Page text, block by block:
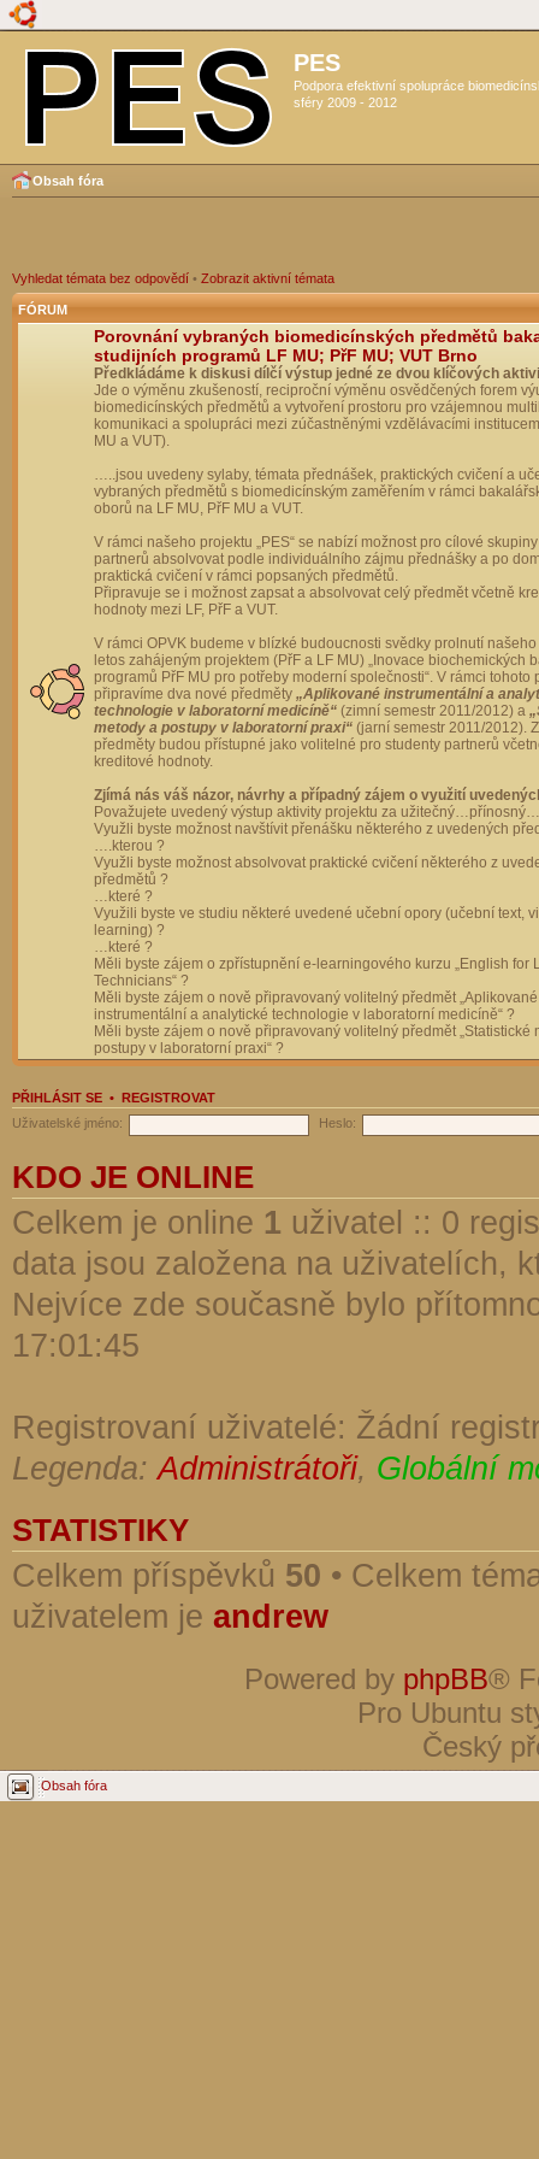
PES
Podpora efektivní spolupráce
sféry 2009 - 2012
Obsah fóra
Vyhledat témata bez odpovědí • Zobrazit aktivní témata
FÓRUM
Porovnání vybraných biomedicínských předmětů
studijních programů LF MU; PřF MU; VUT Brno
Předkládáme k diskusi dílčí výstup jedné ze dvou klíčových
Jde o výměnu zkušeností, reciproční výměnu osvědčených forem
biomedicínských předmětů a vytvoření prostoru pro vzájemnou
komunikaci a spolupráci mezi zúčastněnými vzdělávacími
MU a VUT).
…..jsou uvedeny sylaby, témata přednášek, praktických cvičení a
vybraných předmětů s biomedicínským zaměřením v rámci
oborů na LF MU, PřF MU a VUT.
V rámci našeho projektu „PES“ se nabízí možnost pro cílové
partnerů absolvovat podle individuálního zájmu přednášky a po
praktická cvičení v rámci popsaných předmětů.
Připravuje se i možnost zapsat a absolvovat celý předmět včetně
hodnoty mezi LF, PřF a VUT.
V rámci OPVK budeme v blízké budoucnosti svědky prolnutí
letos zahájeným projektem (PřF a LF MU) „Inovace biochemických
programů PřF MU pro potřeby moderní společnosti“. V rámci tohoto
připravíme dva nové předměty „Aplikované instrumentální a
technologie v laboratorní medicíně“ (zimní semestr 2011/2012) a
metody a postupy v laboratorní praxi“ (jarní semestr 2011/2012).
předměty budou přístupné jako volitelné pro studenty partnerů
kreditové hodnoty.
Zjímá nás váš názor, návrhy a případný zájem o využití
Považujete uvedený výstup aktivity projektu za
Využli byste možnost navštívit přenášku některého z uvedených
….kterou ?
Využli byste možnost absolvovat praktické cvičení některého z
předmětů ?
…které ?
Využili byste ve studiu některé uvedené učební opory (učební text,
learning) ?
…které ?
Měli byste zájem o zpřístupnění e-learningového kurzu „English for
Technicians“ ?
Měli byste zájem o nově připravovaný volitelný předmět „Aplikované
instrumentální a analytické technologie v laboratorní medicíně“ ?
Měli byste zájem o nově připravovaný volitelný předmět „Statistické
postupy v laboratorní praxi“ ?
PŘIHLÁSIT SE • REGISTROVAT
Uživatelské jméno:
Heslo:
KDO JE ONLINE
Celkem je online 1 uživatel :: 0
data jsou založena na uživatelích,
Nejvíce zde současně bylo
17:01:45
Registrovaní uživatelé: Žádní
Legenda:Administrátoři, Globální
STATISTIKY
Celkem příspěvků 50 • Celkem
uživatelem je andrew
Powered by phpBB®
Pro Ubuntu
Český
Obsah fóra